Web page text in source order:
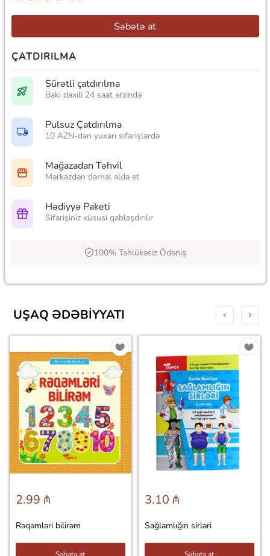
Səbətə at
ÇATDIRILMA
Sürətli çatdırılma
Bakı daxili 24 saat ərzində
Pulsuz Çatdırılma
10 AZN-dən yuxarı sifarişlərdə
Mağazadan Təhvil
Mərkəzdən dərhal əldə et
Hədiyyə Paketi
Sifarişiniz xüsusi qablaşdırılır
100% Təhlükəsiz Ödəniş
UŞAQ ƏDƏBIYYATI
2.99 ₼
Rəqəmləri bilirəm
Səbətə at
3.10 ₼
Sağlamlığın sirləri
Səbətə at